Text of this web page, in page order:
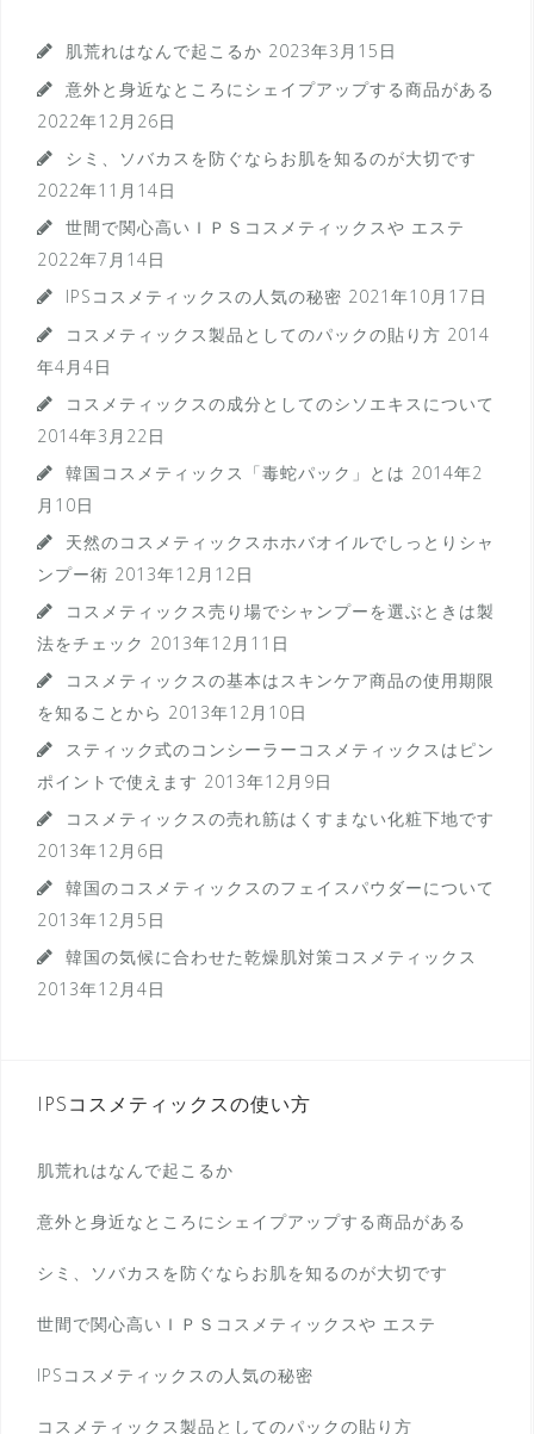
肌荒れはなんで起こるか 2023年3月15日
意外と身近なところにシェイプアップする商品がある
2022年12月26日
シミ、ソバカスを防ぐならお肌を知るのが大切です
2022年11月14日
世間で関心高いＩＰＳコスメティックスや エステ
2022年7月14日
IPSコスメティックスの人気の秘密 2021年10月17日
コスメティックス製品としてのパックの貼り方 2014
年4月4日
コスメティックスの成分としてのシソエキスについて
2014年3月22日
韓国コスメティックス「毒蛇パック」とは 2014年2
月10日
天然のコスメティックスホホバオイルでしっとりシャ
ンプー術 2013年12月12日
コスメティックス売り場でシャンプーを選ぶときは製
法をチェック 2013年12月11日
コスメティックスの基本はスキンケア商品の使用期限
を知ることから 2013年12月10日
スティック式のコンシーラーコスメティックスはピン
ポイントで使えます 2013年12月9日
コスメティックスの売れ筋はくすまない化粧下地です
2013年12月6日
韓国のコスメティックスのフェイスパウダーについて
2013年12月5日
韓国の気候に合わせた乾燥肌対策コスメティックス
2013年12月4日
IPSコスメティックスの使い方
肌荒れはなんで起こるか
意外と身近なところにシェイプアップする商品がある
シミ、ソバカスを防ぐならお肌を知るのが大切です
世間で関心高いＩＰＳコスメティックスや エステ
IPSコスメティックスの人気の秘密
コスメティックス製品としてのパックの貼り方